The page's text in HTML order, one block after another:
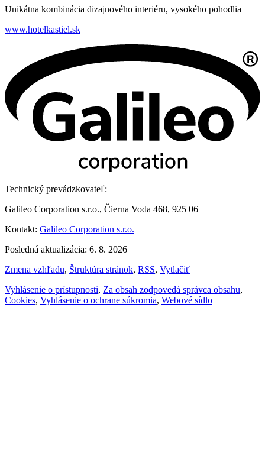
Unikátna kombinácia dizajnového interiéru, vysokého pohodlia
www.hotelkastiel.sk
Technický prevádzkovateľ:
Galileo Corporation s.r.o., Čierna Voda 468, 925 06
Kontakt: Galileo Corporation s.r.o.
Posledná aktualizácia: 6. 8. 2026
Zmena vzhľadu, Štruktúra stránok, RSS, Vytlačiť
Vyhlásenie o prístupnosti, Za obsah zodpovedá správca obsahu,
Cookies, Vyhlásenie o ochrane súkromia, Webové sídlo